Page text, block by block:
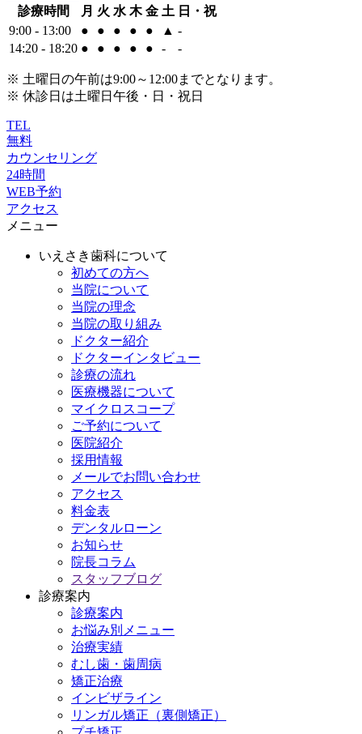
診療時間
月 火 水 木 金 土 日・祝
9:00 - 13:00
● ● ● ● ● ▲ -
14:20 - 18:20 ● ● ● ● ● - -
※ 土曜日の午前は9:00～12:00までとなります。
※ 休診日は土曜日午後・日・祝日
TEL
無料
カウンセリング
24時間
WEB予約
アクセス
メニュー
いえさき歯科について
初めての方へ
当院について
当院の理念
当院の取り組み
ドクター紹介
ドクターインタビュー
診療の流れ
医療機器について
マイクロスコープ
ご予約について
医院紹介
採用情報
メールでお問い合わせ
アクセス
料金表
デンタルローン
お知らせ
院長コラム
スタッフブログ
診療案内
診療案内
お悩み別メニュー
治療実績
むし歯・歯周病
矯正治療
インビザライン
リンガル矯正（裏側矯正）